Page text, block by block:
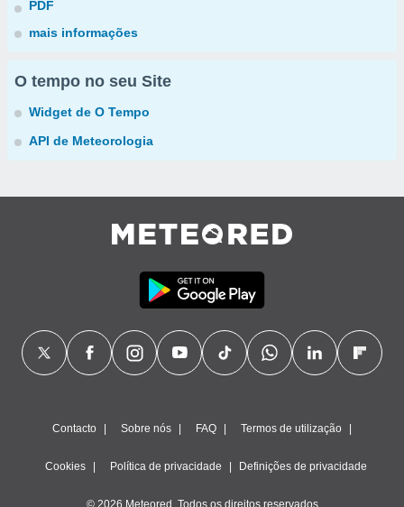
PDF
mais informações
O tempo no seu Site
Widget de O Tempo
API de Meteorologia
Contacto Sobre nós FAQ Termos de utilização
Cookies Política de privacidade Definições de privacidade
© 2026 Meteored. Todos os direitos reservados